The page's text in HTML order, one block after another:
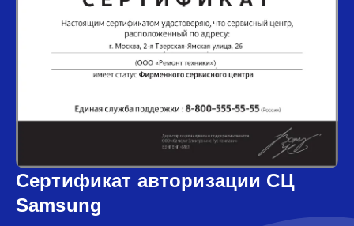
Сертификат авторизации СЦ
Samsung